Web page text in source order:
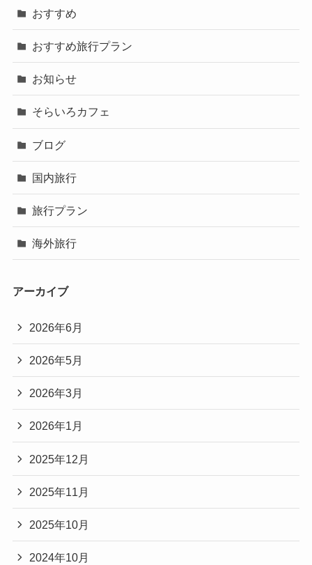
おすすめ
おすすめ旅行プラン
お知らせ
そらいろカフェ
ブログ
国内旅行
旅行プラン
海外旅行
アーカイブ
2026年6月
2026年5月
2026年3月
2026年1月
2025年12月
2025年11月
2025年10月
2024年10月